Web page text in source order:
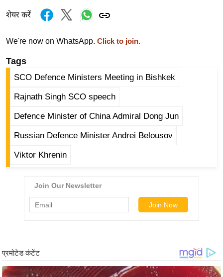
k
n
g
N
w
s
इ
फ
ब्यू
टी
शेयर करें
We're now on WhatsApp. Click to join.
Tags
SCO Defence Ministers Meeting in Bishkek
Rajnath Singh SCO speech
Defence Minister of China Admiral Dong Jun
Russian Defence Minister Andrei Belousov
Viktor Khrenin